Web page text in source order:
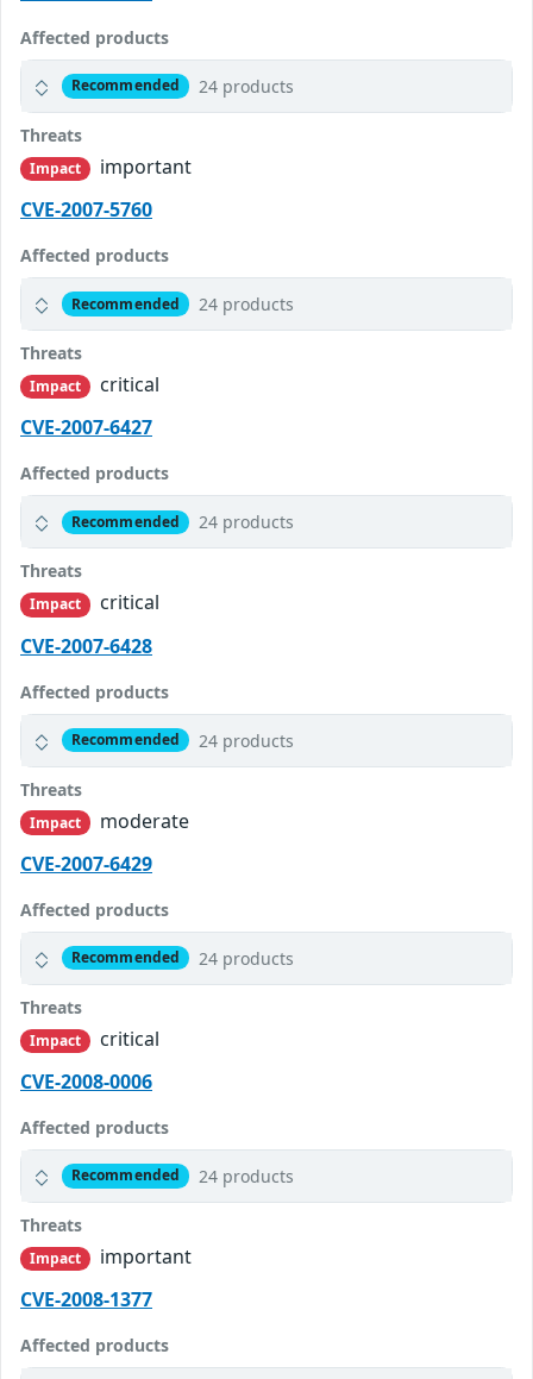
Affected products
Recommended 24 products
Threats
Impact
important
CVE-2007-5760
Affected products
Recommended 24 products
Threats
Impact
critical
CVE-2007-6427
Affected products
Recommended 24 products
Threats
Impact
critical
CVE-2007-6428
Affected products
Recommended 24 products
Threats
Impact
moderate
CVE-2007-6429
Affected products
Recommended 24 products
Threats
Impact
critical
CVE-2008-0006
Affected products
Recommended 24 products
Threats
Impact
important
CVE-2008-1377
Affected products